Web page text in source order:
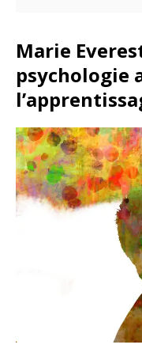
Marie
psychologie